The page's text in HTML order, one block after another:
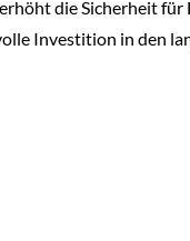
die Sicherheit
Investition in den